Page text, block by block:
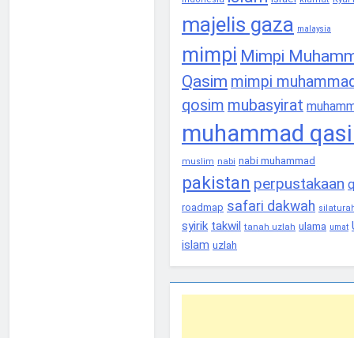
majelis gaza malaysia
mimpi Mimpi
Qasim mimpi
qosim mubasyirat
muhammad
muslim nabi nabi muhammad
pakistan perpustakaan
roadmap safari dakwah
syirik takwil tanah uzlah ulama umat
islam uzlah